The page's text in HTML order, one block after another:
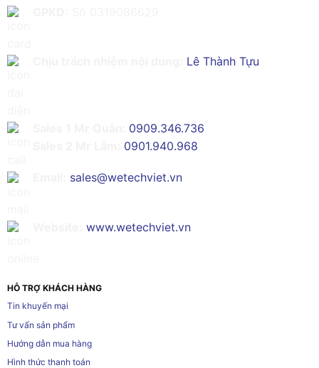
Lê Thành Tựu
0909.346.736
0901.940.968
sales@wetechviet.vn
www.wetechviet.vn
HỖ TRỢ KHÁCH HÀNG
Tin khuyến mại
Tư vấn sản phẩm
Hướng dẫn mua hàng
Hình thức thanh toán